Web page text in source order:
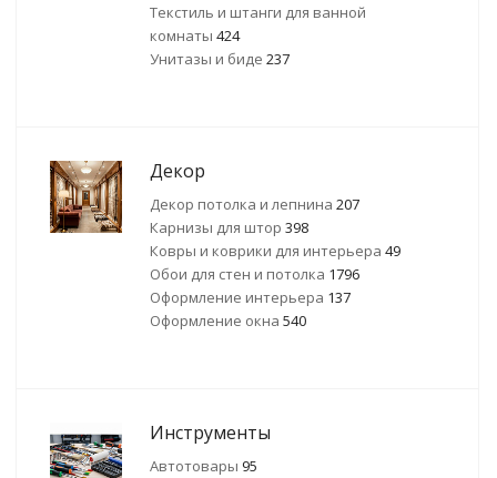
Текстиль и штанги для ванной
комнаты 424
Унитазы и биде 237
Декор
Декор потолка и лепнина 207
Карнизы для штор 398
Ковры и коврики для интерьера 49
Обои для стен и потолка 1796
Оформление интерьера 137
Оформление окна 540
Инструменты
Автотовары 95